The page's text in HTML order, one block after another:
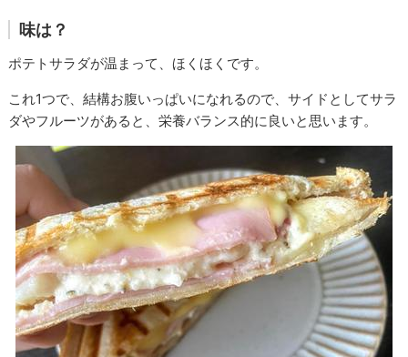
味は？
ポテトサラダが温まって、ほくほくです。
これ1つで、結構お腹いっぱいになれるので、サイドとしてサラ
ダやフルーツがあると、栄養バランス的に良いと思います。